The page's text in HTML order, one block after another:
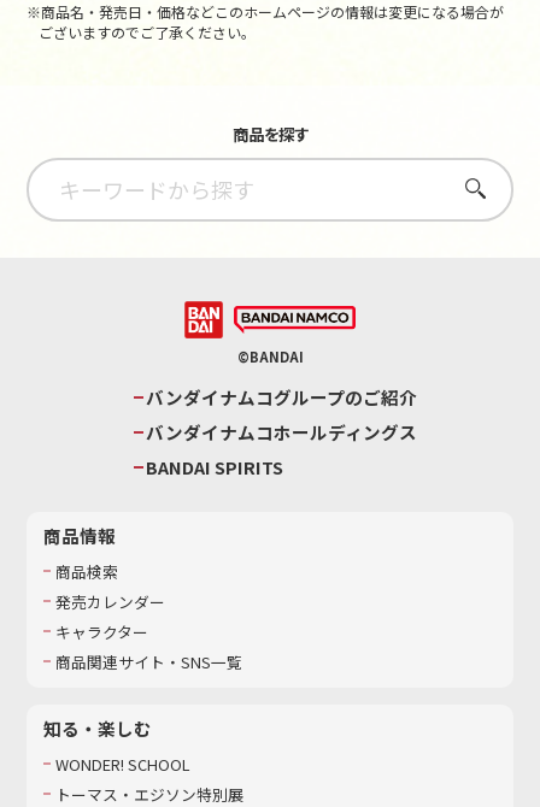
※商品名・発売日・価格などこのホームページの情報は変更になる場合が
ございますのでご了承ください。
商品を探す
さがす
©BANDAI
バンダイナムコグループのご紹介
バンダイナムコホールディングス
BANDAI SPIRITS
商品情報
商品検索
発売カレンダー
キャラクター
商品関連サイト・SNS一覧
知る・楽しむ
WONDER! SCHOOL
トーマス・エジソン特別展